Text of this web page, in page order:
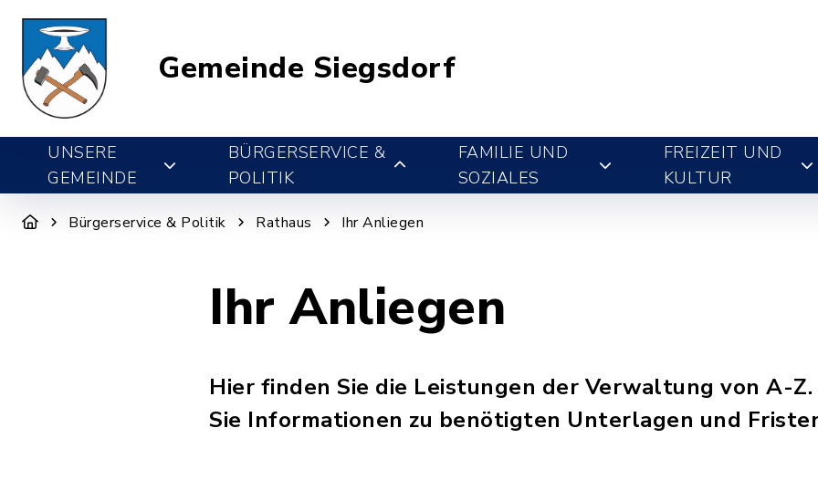
Gemeinde Siegsdorf
UNSERE
GEMEINDE
BÜRGERSERVICE &
POLITIK
FAMILIE UND
SOZIALES
FREIZEIT UND
KULTUR
Bürgerservice & Politik Rathaus Ihr Anliegen
Ihr Anliegen
Hier finden Sie die Leistungen der Verwaltung von A-
Sie Informationen zu benötigten Unterlagen und